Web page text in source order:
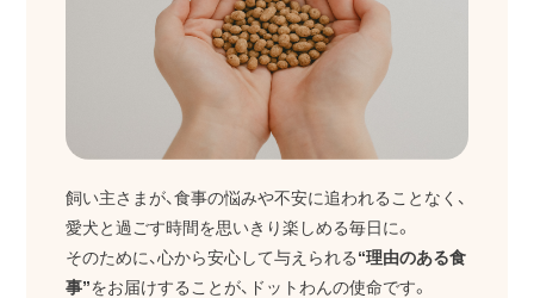
飼い主さまが、食事の悩みや不安に追われることなく、
愛犬と過ごす時間を思いきり楽しめる毎日に。
そのために、心から安心して与えられる“理由のある食
事”をお届けすることが、ドットわんの使命です。